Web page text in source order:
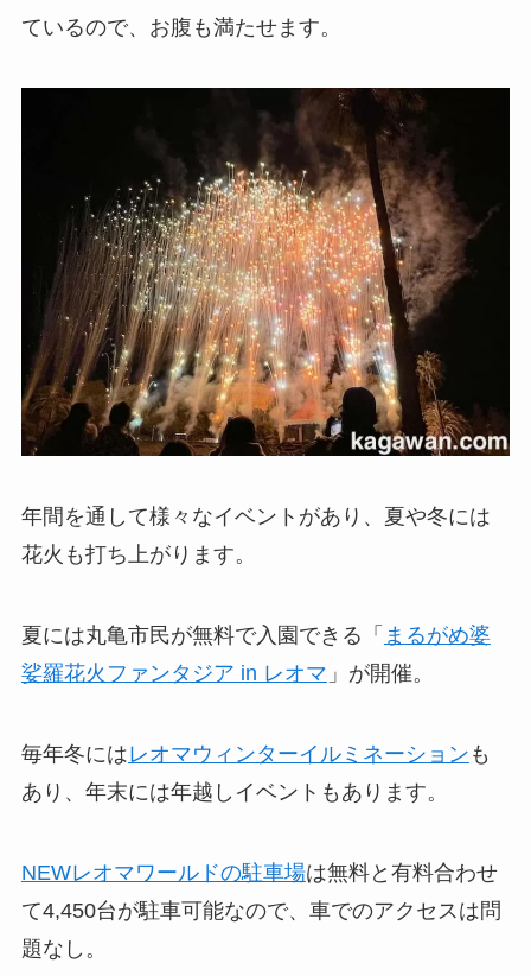
ているので、お腹も満たせます。
年間を通して様々なイベントがあり、夏や冬には
花火も打ち上がります。
夏には丸亀市民が無料で入園できる「 まるがめ婆
娑羅花火ファンタジア in レオマ 」が開催。
毎年冬にはレオマウィンターイルミネーション も
あり、年末には年越しイベントもあります。
NEWレオマワールドの駐車場は無料と有料合わせ
て4,450台が駐車可能なので、車でのアクセスは問
題なし。